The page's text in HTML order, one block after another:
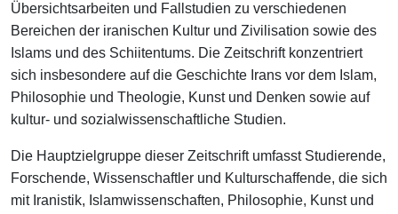
Übersichtsarbeiten und Fallstudien zu verschiedenen
Bereichen der iranischen Kultur und Zivilisation sowie des
Islams und des Schiitentums. Die Zeitschrift konzentriert
sich insbesondere auf die Geschichte Irans vor dem Islam,
Philosophie und Theologie, Kunst und Denken sowie auf
kultur- und sozialwissenschaftliche Studien.
Die Hauptzielgruppe dieser Zeitschrift umfasst Studierende,
Forschende, Wissenschaftler und Kulturschaffende, die sich
mit Iranistik, Islamwissenschaften, Philosophie, Kunst und